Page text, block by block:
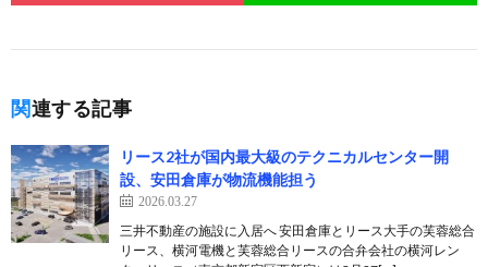
関連する記事
リース2社が国内最大級のテクニカルセンター開
設、安田倉庫が物流機能担う
2026.03.27
三井不動産の施設に入居へ 安田倉庫とリース大手の芙蓉総合
リース、横河電機と芙蓉総合リースの合弁会社の横河レン